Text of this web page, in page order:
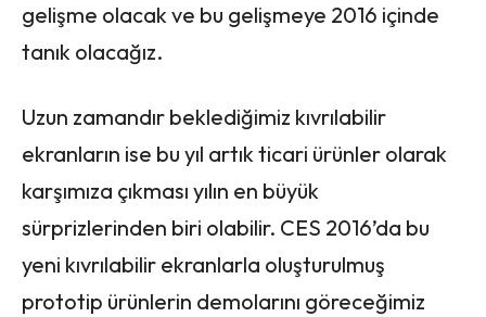
gelişme olacak ve bu gelişmeye 2016 içinde
tanık olacağız.
Uzun zamandır beklediğimiz kıvrılabilir
ekranların ise bu yıl artık ticari ürünler olarak
karşımıza çıkması yılın en büyük
sürprizlerinden biri olabilir. CES 2016’da bu
yeni kıvrılabilir ekranlarla oluşturulmuş
prototip ürünlerin demolarını göreceğimiz